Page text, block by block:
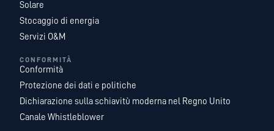
Solare
Stocaggio di energia
Servizi O&M
CONFORMITÀ
Conformità
Protezione dei dati e politiche
Dichiarazione sulla schiavitù moderna nel Regno Unito
Canale Whistleblower